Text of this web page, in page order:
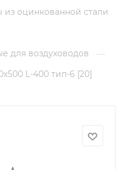
оцинкованной стали
для воздуховодов
—
L-400 тип-6 [20]